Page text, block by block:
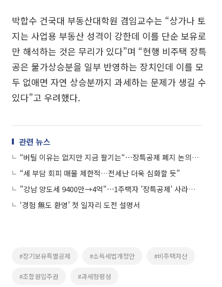
박합수 건국대 부동산대학원 겸임교수는 “상가나 토
지는 사업용 부동산 성격이 강한데 이를 단순 보유로
만 해석하는 것은 무리가 있다”며 “현행 비주택 장특
공은 물가상승분을 일부 반영하는 장치인데 이를 모
두 없애면 자연 상승분까지 과세하는 문제가 생길 수
있다”고 우려했다.
관련 뉴스
“버틸 이유는 없지만 지금 팔기는“⋯장특공제 폐지 논의에 집주인들 매도 저울질
“세 부담 회피 매물 제한적…전세난 더욱 심화할 듯”
"강남 양도세 9400만→4억"⋯1주택자 '장특공제' 사라지면 세금 4배 뛴다
‘경험 無도 환영’ 첫 일자리 도전 설명서
#장기보유특별공제 #소득세법개정안 #비주택자산
#조합원입주권 #과세형평성